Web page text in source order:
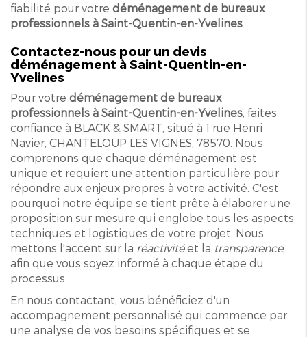
fiabilité pour votre déménagement de bureaux
professionnels à Saint-Quentin-en-Yvelines
Contactez-nous pour un devis
déménagement à Saint-Quentin-en-
Yvelines
Pour votre déménagement de bureaux
professionnels à Saint-Quentin-en-Yvelines, faites
confiance à BLACK & SMART, situé à 1 rue Henri
Navier, CHANTELOUP LES VIGNES, 78570. Nous
comprenons que chaque déménagement est
unique et requiert une attention particulière pour
répondre aux enjeux propres à votre activité. C'est
pourquoi notre équipe se tient prête à élaborer une
proposition sur mesure qui englobe tous les aspects
techniques et logistiques de votre projet. Nous
mettons l'accent sur la réactivitéet la transparence,
afin que vous soyez informé à chaque étape du
processus.
En nous contactant, vous bénéficiez d'un
accompagnement personnalisé qui commence par
une analyse de vos besoins spécifiques et se